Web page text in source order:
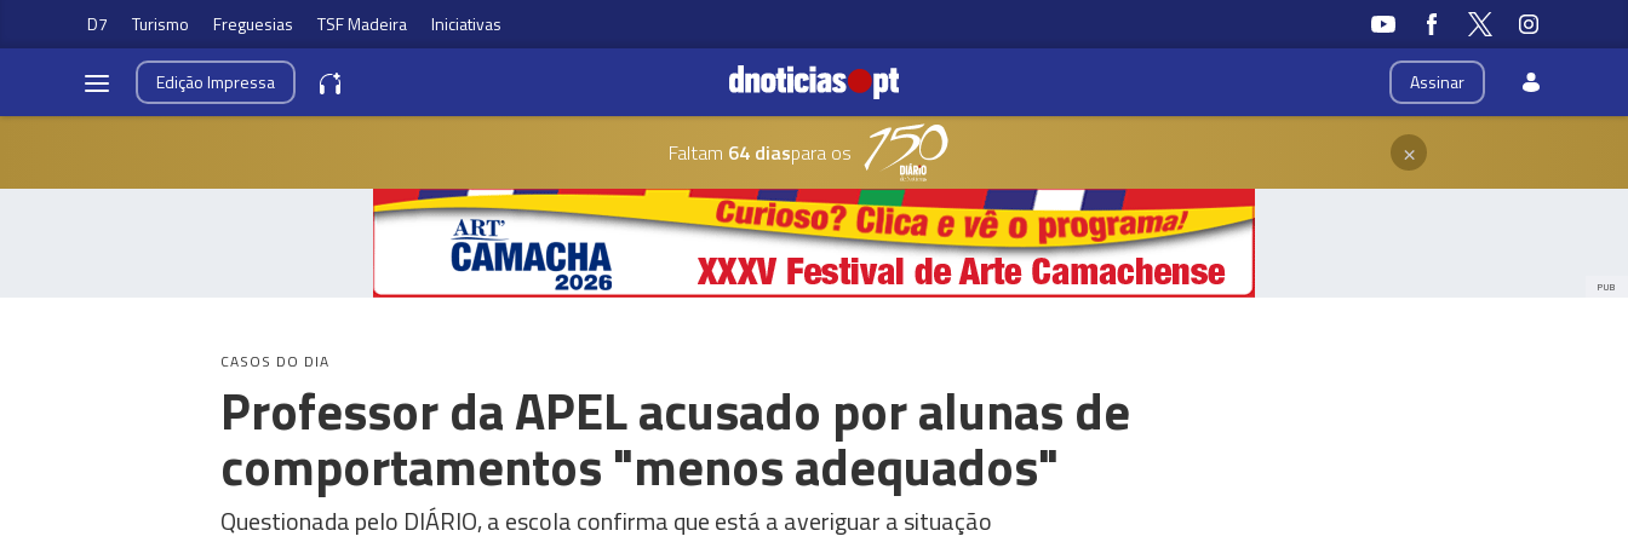
D7 Turismo Freguesias TSF Madeira Iniciativas
Assinar
EdiçãoImpressa
Faltam 64 diaspara os ×
PUB
CASOS DO DIA
Professor da APEL acusado por alunas de
comportamentos "menos adequados"
Questionada pelo DIÁRIO, a escola confirma que está a averiguar a situação